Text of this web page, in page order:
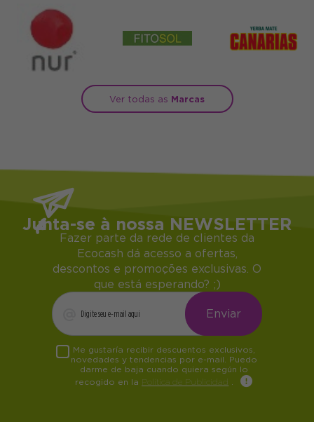
Ver todas as Marcas
Junta-se à nossa NEWSLETTER
Fazer parte da rede de clientes da
Ecocash dá acesso a ofertas,
descontos e promoções exclusivas. O
que está esperando? ;)
Me gustaría recibir descuentos exclusivos,
novedades y tendencias por e-mail. Puedo
darme de baja cuando quiera según lo
recogido en la Política de Publicidad